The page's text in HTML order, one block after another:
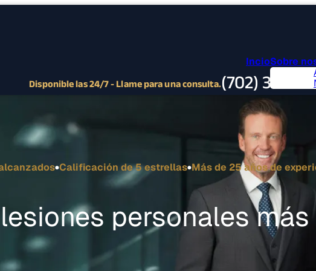
IncioSobre
Disponible las 24/7 - Llame para una consulta.(702) 382-
Calificación de 5 estrellas Más de 25 años de
personales